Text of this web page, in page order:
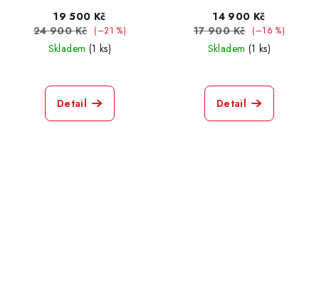
19 500 Kč
24 900 Kč (–21 %)
Skladem (1 ks)
Detail
14 900 Kč
17 900 Kč (–16 %)
Skladem (1 ks)
Detail